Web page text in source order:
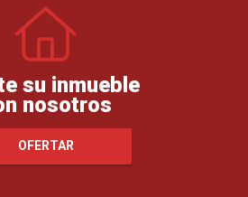
su inmueble
nosotros
OFERTAR